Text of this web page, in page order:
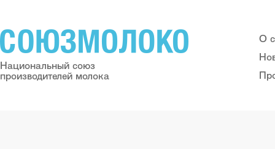
Национальный союз
производителей молока
О